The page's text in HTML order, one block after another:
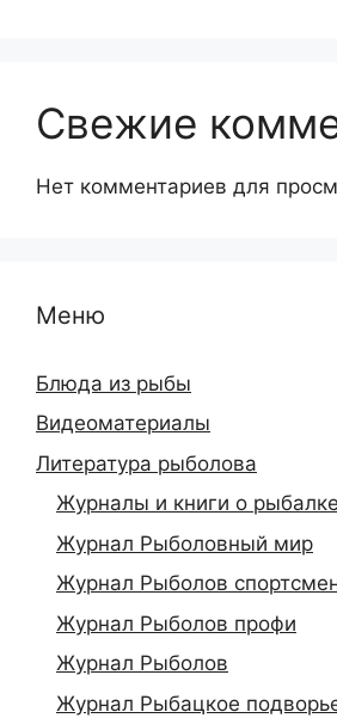
Свежие
Нет комментариев для
Меню
Блюда из рыбы
Видеоматериалы
Литература рыболова
Журналы и книги о рыбалке
Журнал Рыболовный мир
Журнал Рыболов
Журнал Рыболов профи
Журнал Рыболов
Журнал Рыбацкое